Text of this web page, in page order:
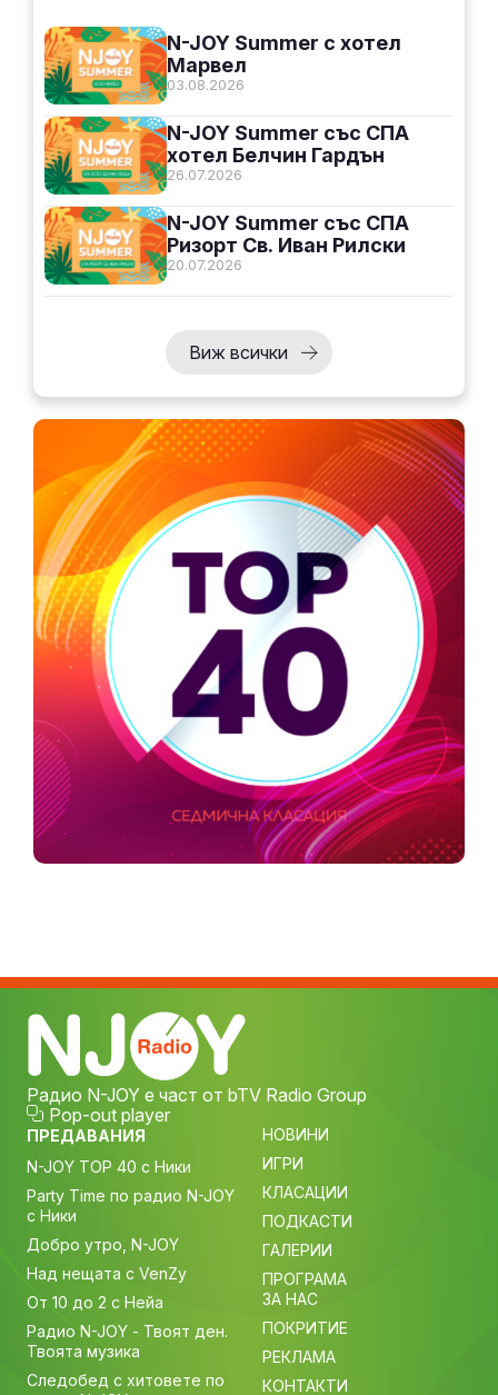
03.08.2026
N-JOY Summer с хотел
Марвел
26.07.2026
N-JOY Summer със СПА
хотел Белчин Гардън
20.07.2026
N-JOY Summer със СПА
Ризорт Св. Иван Рилски
Виж всички
Радио N-JOY е част от bTV Radio Group
Pop-out player
ПРЕДАВАНИЯ
N-JOY TOP 40 с Ники
Party Time по радио N-JOY
с Ники
Добро утро, N-JOY
Над нещата с VenZy
От 10 до 2 с Нейа
Радио N-JOY - Твоят ден.
Твоята музика
Следобед с хитовете по
НОВИНИ
ИГРИ
КЛАСАЦИИ
ПОДКАСТИ
ГАЛЕРИИ
ПРОГРАМА
ЗА НАС
ПОКРИТИЕ
РЕКЛАМА
КОНТАКТИ